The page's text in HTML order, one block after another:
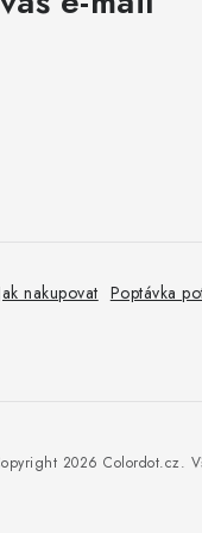
nakupovat Poptávka
2026 Colordot.cz.